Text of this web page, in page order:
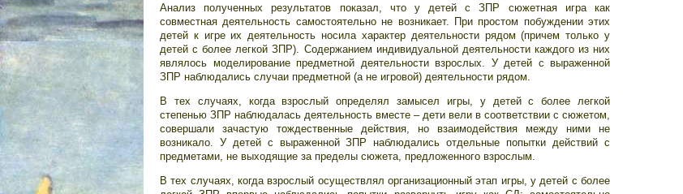
Анализ полученных результатов показал, что у детей с ЗПР сюжетная игра как
совместная деятельность самостоятельно не возникает. При простом побуждении этих
детей к игре их деятельность носила характер деятельности рядом (причем только у
детей с более легкой ЗПР). Содержанием индивидуальной деятельности каждого из них
являлось моделирование предметной деятельности взрослых. У детей с выраженной
ЗПР наблюдались случаи предметной (а не игровой) деятельности рядом.
В тех случаях, когда взрослый определял замысел игры, у детей с более легкой
степенью ЗПР наблюдалась деятельность вместе – дети вели в соответствии с сюжетом,
совершали зачастую тождественные действия, но взаимодействия между ними не
возникало. У детей с выраженной ЗПР наблюдались отдельные попытки действий с
предметами, не выходящие за пределы сюжета, предложенного взрослым.
В тех случаях, когда взрослый осуществлял организационный этап игры, у детей с более